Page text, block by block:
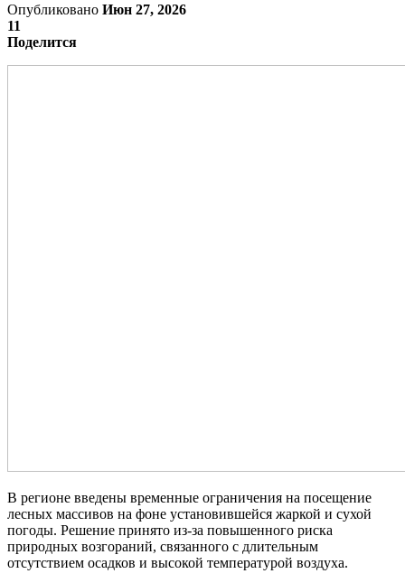
Опубликовано Июн 27, 2026
11
Поделится
В регионе введены временные ограничения на посещение
лесных массивов на фоне установившейся жаркой и сухой
погоды. Решение принято из-за повышенного риска
природных возгораний, связанного с длительным
отсутствием осадков и высокой температурой воздуха.